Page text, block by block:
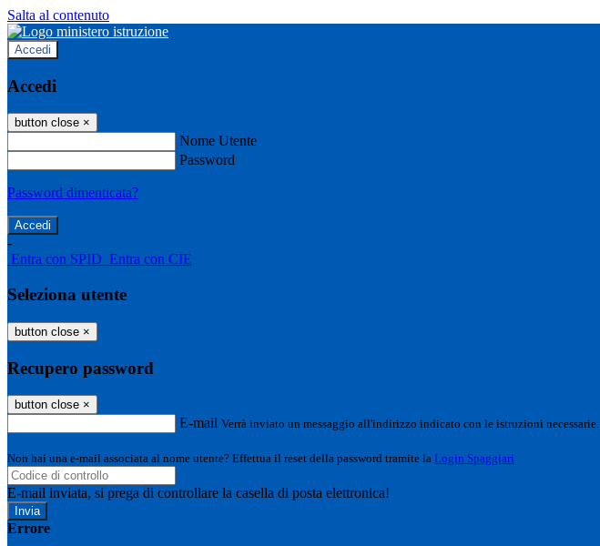
Salta al contenuto
Accedi
Accedi
button close ×
Nome Utente
Password
Password dimenticata?
-
Entra con SPID Entra con CIE
Seleziona utente
button close ×
Recupero password
button close ×
E-mail Verrà inviato un messaggio all'indirizzo indicato con le istruzioni necessarie.
Non hai una e-mail associata al nome utente? Effettua il reset della password tramite la Login Spaggiari
E-mail inviata, si prega di controllare la casella di posta elettronica!
Errore